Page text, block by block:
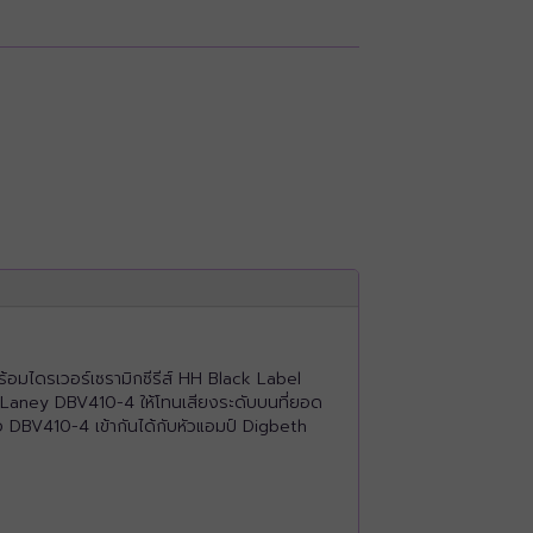
ไดรเวอร์เซรามิกซีรีส์ HH Black Label
DBV410-4 ให้โทนเสียงระดับบนที่ยอด
DBV410-4 เข้ากันได้กับหัวแอมป์ Digbeth